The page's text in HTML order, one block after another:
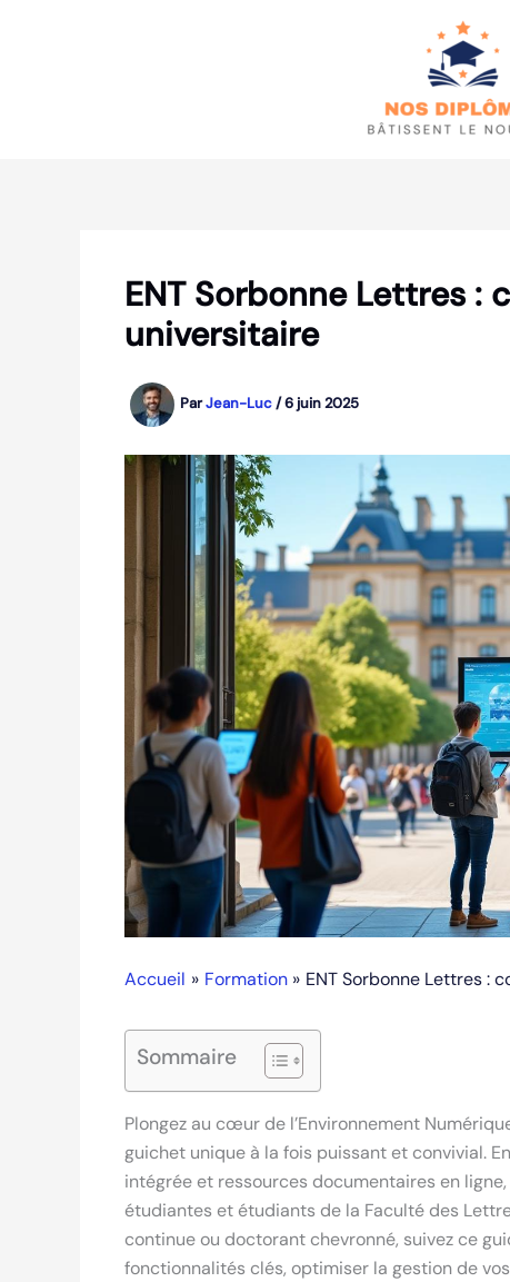
ENT Sorbonne Lettres :
universitaire
ParJean-Luc/6 juin 2025
Accueil Formation ENT Sorbonne Lettres :
Sommaire
Plongez au cœur de l’Environnement
guichet unique à la fois puissant et convivial.
intégrée et ressources documentaires en
étudiantes et étudiants de la Faculté des
continue ou doctorant chevronné, suivez ce
fonctionnalités clés, optimiser la gestion de